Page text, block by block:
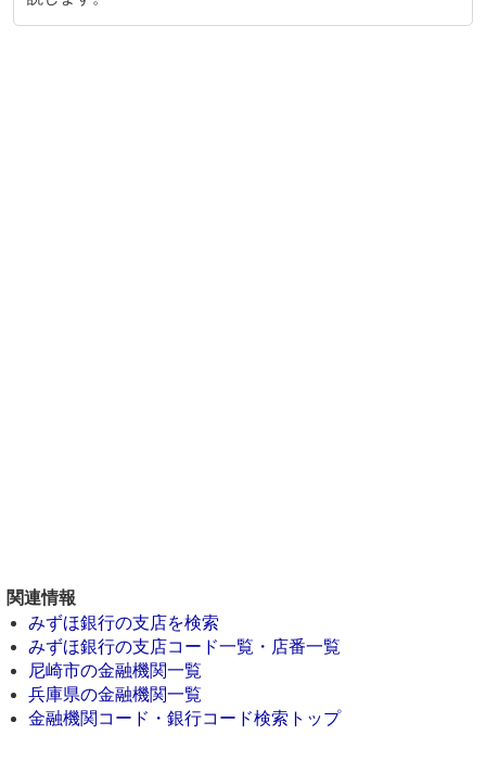
関連情報
みずほ銀行の支店を検索
みずほ銀行の支店コード一覧・店番一覧
尼崎市の金融機関一覧
兵庫県の金融機関一覧
金融機関コード・銀行コード検索トップ